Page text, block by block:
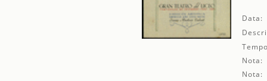
Data:
Nota:
Nota: